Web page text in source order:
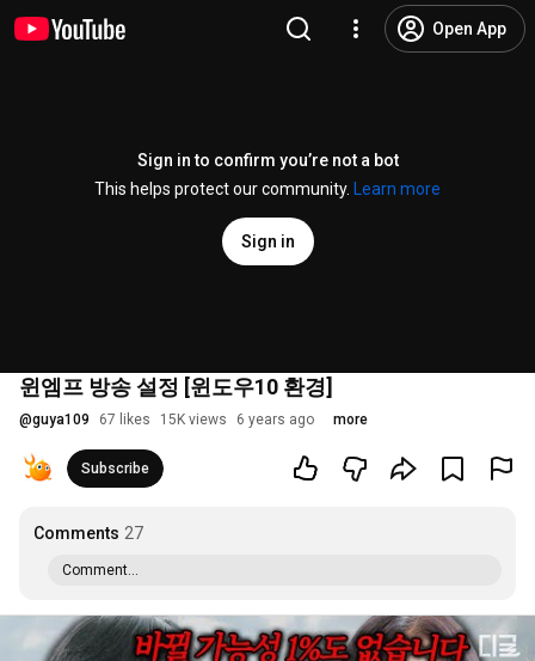
Open App
Sign in to confirm you’re not a bot
This helps protect our community.
Learn more
Sign in
윈엠프 방송 설정 [윈도우10 환경]
@guya109 67 likes 15K views 6 years ago more
Subscribe
Comments 27
Comment...